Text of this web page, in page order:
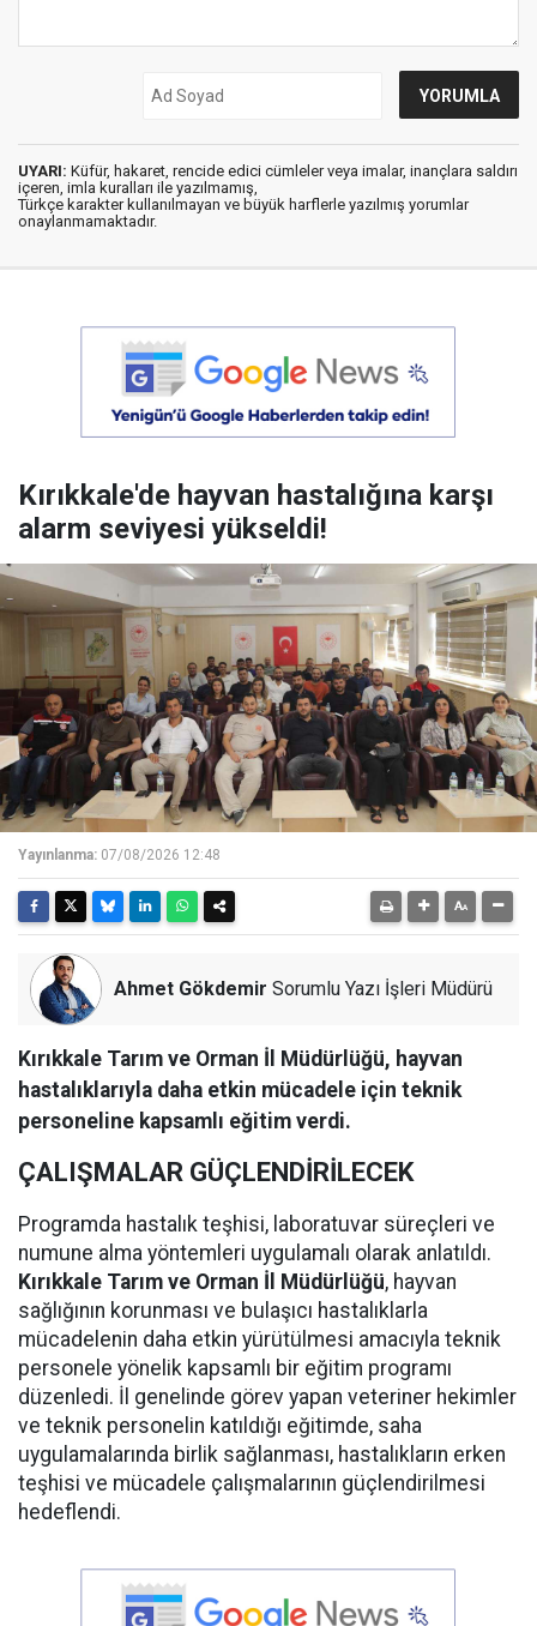
UYARI: Küfür, hakaret, rencide edici cümleler veya imalar, inançlara saldırı
içeren, imla kuralları ile yazılmamış,
Türkçe karakter kullanılmayan ve büyük harflerle yazılmış yorumlar
onaylanmamaktadır.
Kırıkkale'de hayvan hastalığına karşı
alarm seviyesi yükseldi!
Yayınlanma: 07/08/2026 12:48
Ahmet Gökdemir Sorumlu Yazı İşleri Müdürü
Kırıkkale Tarım ve Orman İl Müdürlüğü, hayvan
hastalıklarıyla daha etkin mücadele için teknik
personeline kapsamlı eğitim verdi.
ÇALIŞMALAR GÜÇLENDİRİLECEK
Programda hastalık teşhisi, laboratuvar süreçleri ve
numune alma yöntemleri uygulamalı olarak anlatıldı.
Kırıkkale Tarım ve Orman İl Müdürlüğü, hayvan
sağlığının korunması ve bulaşıcı hastalıklarla
mücadelenin daha etkin yürütülmesi amacıyla teknik
personele yönelik kapsamlı bir eğitim programı
düzenledi. İl genelinde görev yapan veteriner hekimler
ve teknik personelin katıldığı eğitimde, saha
uygulamalarında birlik sağlanması, hastalıkların erken
teşhisi ve mücadele çalışmalarının güçlendirilmesi
hedeflendi.